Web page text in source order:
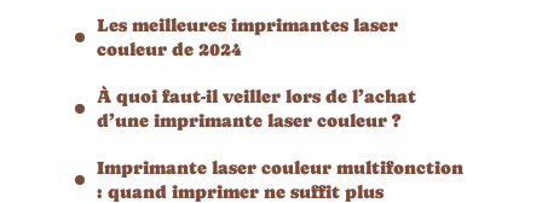
Les meilleures imprimantes laser
couleur de 2024
À quoi faut-il veiller lors de l’achat
d’une imprimante laser couleur ?
Imprimante laser couleur multifonction
: quand imprimer ne suffit plus